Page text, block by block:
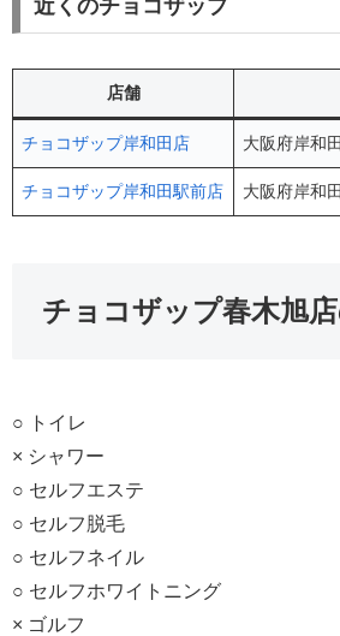
近くのチョコザップ
店舗
チョコザップ岸和田店 大阪府岸和
チョコザップ岸和田駅前店 大阪府岸和
チョコザップ春木旭
○ トイレ
× シャワー
○ セルフエステ
○ セルフ脱毛
○ セルフネイル
○ セルフホワイトニング
× ゴルフ